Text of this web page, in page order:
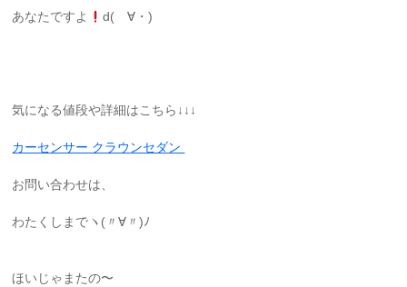
あなたですよ d(ゝ∀・)
気になる値段や詳細はこちら↓↓↓
カーセンサー クラウンセダン
お問い合わせは、
わたくしまでヽ(〃∀〃)ﾉ
ほいじゃまたの〜